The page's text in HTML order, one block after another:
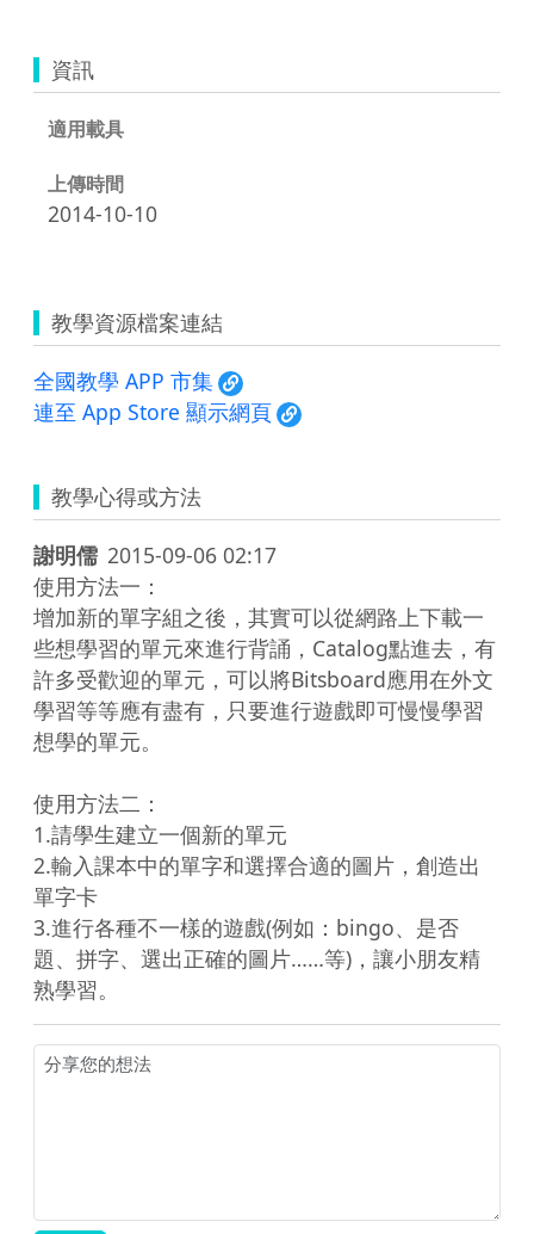
資訊
適用載具
上傳時間
2014-10-10
教學資源檔案連結
全國教學 APP 市集
連至 App Store 顯示網頁
教學心得或方法
謝明儒 2015-09-06 02:17
使用方法一：
增加新的單字組之後，其實可以從網路上下載一
些想學習的單元來進行背誦，Catalog點進去，有
許多受歡迎的單元，可以將Bitsboard應用在外文
學習等等應有盡有，只要進行遊戲即可慢慢學習
想學的單元。
使用方法二：
1.請學生建立一個新的單元
2.輸入課本中的單字和選擇合適的圖片，創造出
單字卡
3.進行各種不一樣的遊戲(例如：bingo、是否
題、拼字、選出正確的圖片……等)，讓小朋友精
熟學習。